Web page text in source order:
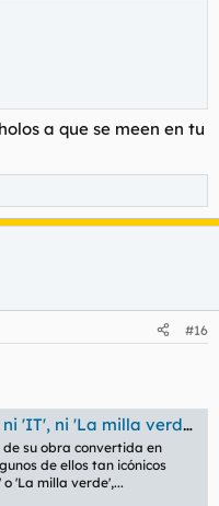
a que se meen en tu
#16
mejores películas de la historia e ignora las adaptaciones de su obra
su obra convertida en
de ellos tan icónicos
'La milla verde',...